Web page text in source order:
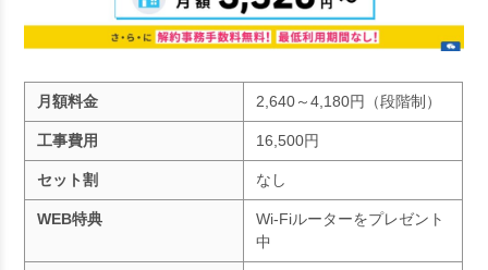
月額料金 2,640～4,180円（段階制）
工事費用 16,500円
セット割 なし
WEB特典 Wi-Fiルーターをプレゼント
中